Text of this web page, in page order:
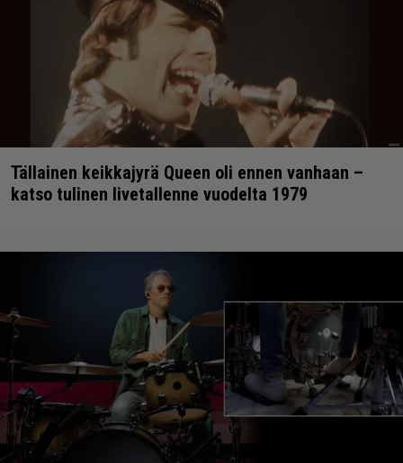
Tällainen keikkajyrä Queen oli ennen vanhaan –
katso tulinen livetallenne vuodelta 1979